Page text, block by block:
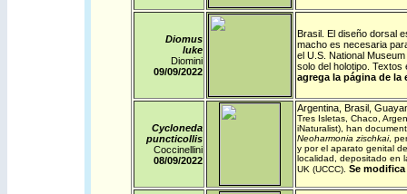
Diomus
luke
Diomini
09/09/2022
Brasil. El diseño dorsal
macho es necesaria
el U.S. National
solo del holotipo.
agrega la página de la
Cycloneda
puncticollis
Coccinellini
08/09/2022
Argentina, Brasil,
Tres Isletas, Chaco,
iNaturalist), han
Neoharmonia zischkai,
y por el aparato genital
localidad, depositado en
UK (UCCC). Se modifica